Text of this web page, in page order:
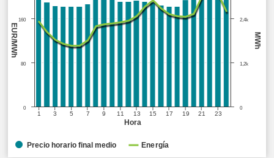
Hora
MWh
EUR/MWh
1 3 5 7 9 11 13 15 17 19 21 23
0
1,2k
2,4k
0
80
160
Precio horario final medio Energía